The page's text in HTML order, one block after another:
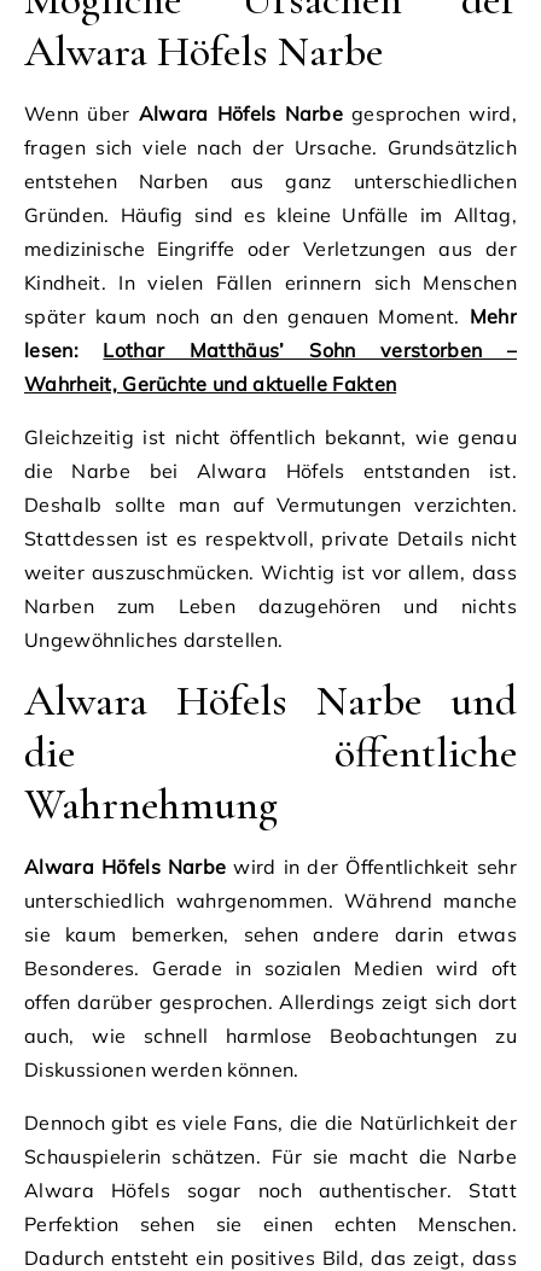
Alwara Höfels Narbe
Wenn über Alwara Höfels Narbe gesprochen wird,
fragen sich viele nach der Ursache. Grundsätzlich
entstehen Narben aus ganz unterschiedlichen
Gründen. Häufig sind es kleine Unfälle im Alltag,
medizinische Eingriffe oder Verletzungen aus der
Kindheit. In vielen Fällen erinnern sich Menschen
später kaum noch an den genauen Moment. Mehr
lesen: Lothar Matthäus’ Sohn verstorben –
Wahrheit, Gerüchte und aktuelle Fakten
Gleichzeitig ist nicht öffentlich bekannt, wie genau
die Narbe bei Alwara Höfels entstanden ist.
Deshalb sollte man auf Vermutungen verzichten.
Stattdessen ist es respektvoll, private Details nicht
weiter auszuschmücken. Wichtig ist vor allem, dass
Narben zum Leben dazugehören und nichts
Ungewöhnliches darstellen.
Alwara Höfels Narbe und
die öffentliche
Wahrnehmung
Alwara Höfels Narbe wird in der Öffentlichkeit sehr
unterschiedlich wahrgenommen. Während manche
sie kaum bemerken, sehen andere darin etwas
Besonderes. Gerade in sozialen Medien wird oft
offen darüber gesprochen. Allerdings zeigt sich dort
auch, wie schnell harmlose Beobachtungen zu
Diskussionen werden können.
Dennoch gibt es viele Fans, die die Natürlichkeit der
Schauspielerin schätzen. Für sie macht die Narbe
Alwara Höfels sogar noch authentischer. Statt
Perfektion sehen sie einen echten Menschen.
Dadurch entsteht ein positives Bild, das zeigt, dass